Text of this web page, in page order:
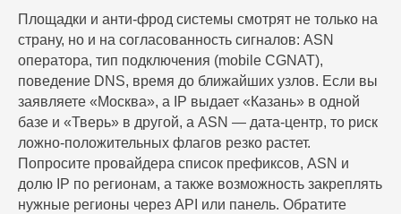
Площадки и анти‑фрод системы смотрят не только на
страну, но и на согласованность сигналов: ASN
оператора, тип подключения (mobile CGNAT),
поведение DNS, время до ближайших узлов. Если вы
заявляете «Москва», а IP выдает «Казань» в одной
базе и «Тверь» в другой, а ASN — дата‑центр, то риск
ложно‑положительных флагов резко растет.
Попросите провайдера список префиксов, ASN и
долю IP по регионам, а также возможность закреплять
нужные регионы через API или панель. Обратите